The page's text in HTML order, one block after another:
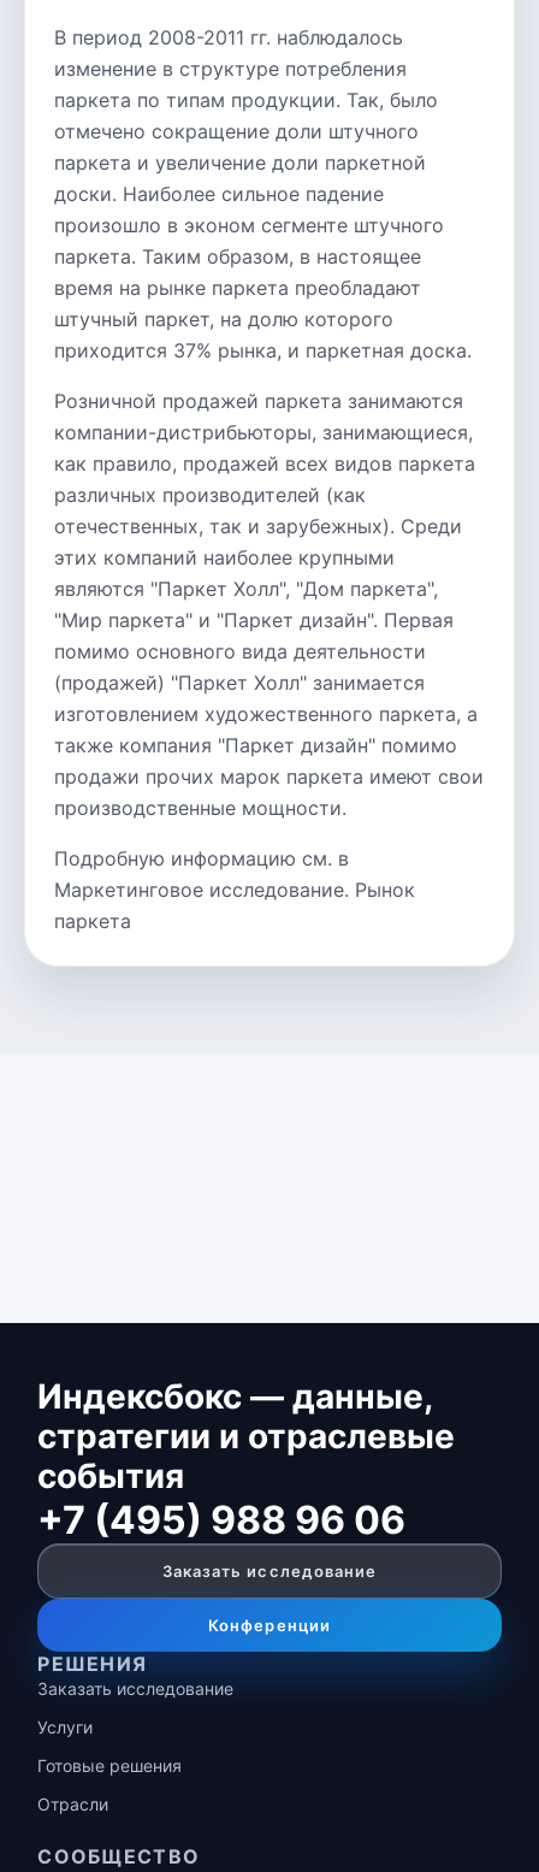
В период 2008-2011 гг. наблюдалось
изменение в структуре потребления
паркета по типам продукции. Так, было
отмечено сокращение доли штучного
паркета и увеличение доли паркетной
доски. Наиболее сильное падение
произошло в эконом сегменте штучного
паркета. Таким образом, в настоящее
время на рынке паркета преобладают
штучный паркет, на долю которого
приходится 37% рынка, и паркетная доска.
Розничной продажей паркета занимаются
компании-дистрибьюторы, занимающиеся,
как правило, продажей всех видов паркета
различных производителей (как
отечественных, так и зарубежных). Среди
этих компаний наиболее крупными
являются "Паркет Холл", "Дом паркета",
"Мир паркета" и "Паркет дизайн". Первая
помимо основного вида деятельности
(продажей) "Паркет Холл" занимается
изготовлением художественного паркета, а
также компания "Паркет дизайн" помимо
продажи прочих марок паркета имеют свои
производственные мощности.
Подробную информацию см. в
Маркетинговое исследование. Рынок
паркета
Индексбокс — данные,
стратегии и отраслевые
события
+7 (495) 988 96 06
Заказать исследование
Конференции
РЕШЕНИЯ
Заказать исследование
Услуги
Готовые решения
Отрасли
СООБЩЕСТВО